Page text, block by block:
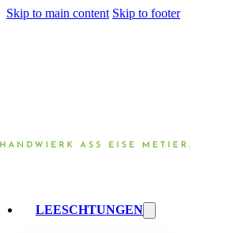
Skip to main content Skip to footer
LEESCHTUNGEN